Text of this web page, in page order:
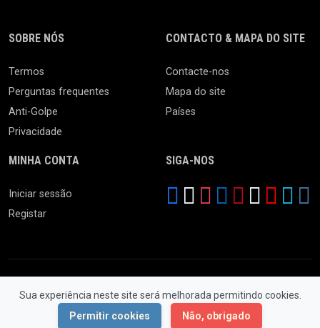
Sua experiência neste site será melhorada permitindo cookies.
Permitir cookies
Não, obrigado
SOBRE NÓS
Termos
Perguntas frequentes
Anti-Golpe
Privacidade
CONTACTO & MAPA DO SITE
Contacte-nos
Mapa do site
Países
MINHA CONTA
Iniciar sessão
Registar
SIGA-NOS
© 2026 Ferro Velho. Todos os Direitos Reservados.